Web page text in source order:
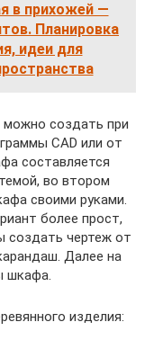
в прихожей —
Планировка
идеи для
создать при
CAD или от
составляется
во втором
своими руками.
более прост,
создать чертеж от
Далее на
шкафа.
изделия: